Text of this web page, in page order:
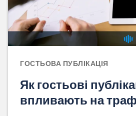
ГОСТЬОВА ПУБЛІКАЦІЯ
Як гостьові
впливають на